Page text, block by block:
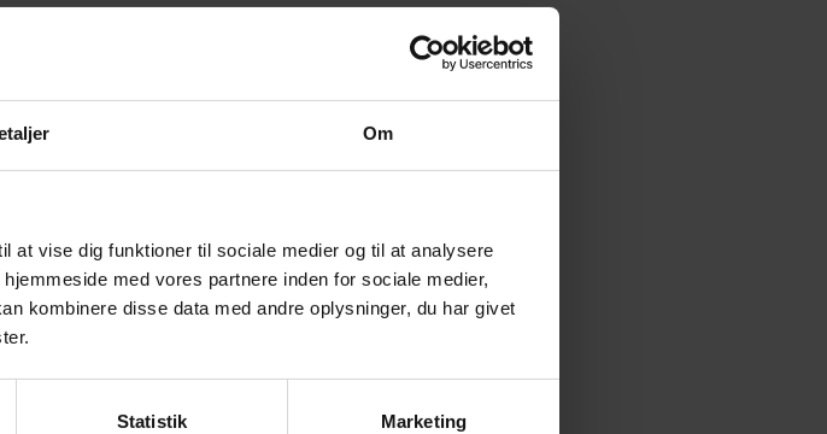
Om
at vise dig funktioner til sociale medier og til at analysere
med vores partnere inden for sociale medier,
kombinere disse data med andre oplysninger, du har givet
Statistik Marketing